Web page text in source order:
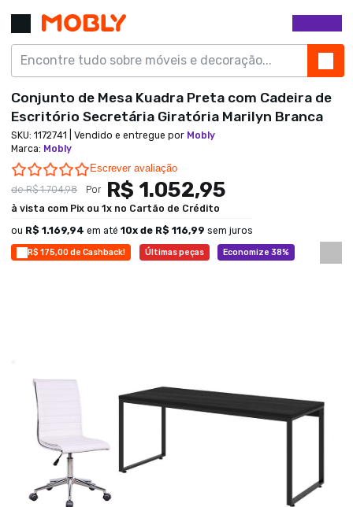
R$ 175,00 de Cashback! Últimas peças Economize 38%
Conjunto de Mesa Kuadra Preta com Cadeira de
Escritório Secretária Giratória Marilyn Branca
SKU: 1172741 | Vendido e entregue por Mobly
Marca: Mobly
0.0 star rating
Escrever avaliação
deR$ 1.704,98 Por R$ 1.052,95
à vista com Pix ou 1x no Cartão de Crédito
ou R$ 1.169,94 em até 10x de R$ 116,99 sem juros